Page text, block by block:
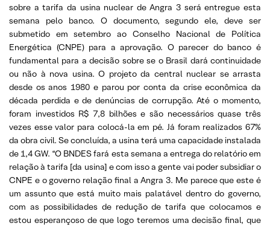
sobre a tarifa da usina nuclear de Angra 3 será entregue esta
semana pelo banco. O documento, segundo ele, deve ser
submetido em setembro ao Conselho Nacional de Política
Energética (CNPE) para a aprovação. O parecer do banco é
fundamental para a decisão sobre se o Brasil dará continuidade
ou não à nova usina. O projeto da central nuclear se arrasta
desde os anos 1980 e parou por conta da crise econômica da
década perdida e de denúncias de corrupção. Até o momento,
foram investidos R$ 7,8 bilhões e são necessários quase três
vezes esse valor para colocá-la em pé. Já foram realizados 67%
da obra civil. Se concluída, a usina terá uma capacidade instalada
de 1,4 GW. “O BNDES fará esta semana a entrega do relatório em
relação à tarifa [da usina] e com isso a gente vai poder subsidiar o
CNPE e o governo relação final a Angra 3. Me parece que este é
um assunto que está muito mais palatável dentro do governo,
com as possibilidades de redução de tarifa que colocamos e
estou esperançoso de que logo teremos uma decisão final, que